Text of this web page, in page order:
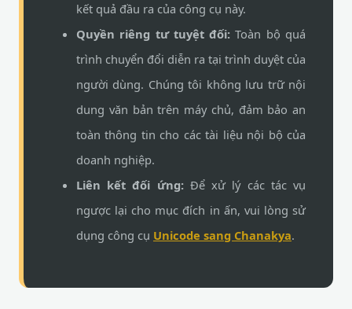
kết quả đầu ra của công cụ này.
Quyền riêng tư tuyệt đối: Toàn bộ quá
trình chuyển đổi diễn ra tại trình duyệt của
người dùng. Chúng tôi không lưu trữ nội
dung văn bản trên máy chủ, đảm bảo an
toàn thông tin cho các tài liệu nội bộ của
doanh nghiệp.
Liên kết đối ứng:Để xử lý các tác vụ
ngược lại cho mục đích in ấn, vui lòng sử
dụng công cụ Unicode sang Chanakya.